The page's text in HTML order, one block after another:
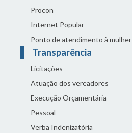
Procon
Internet Popular
Ponto de atendimento à mulher
Transparência
Licitações
Atuação dos vereadores
Execução Orçamentária
Pessoal
Verba Indenizatória